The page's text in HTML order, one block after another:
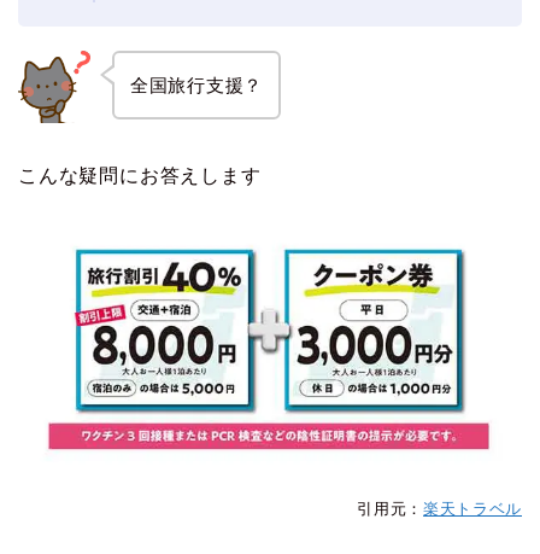
全国旅行支援？
こんな疑問にお答えします
引用元：楽天トラベル